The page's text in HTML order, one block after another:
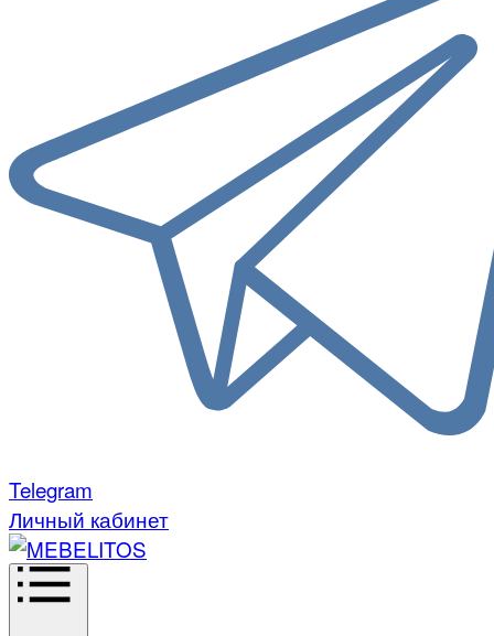
Telegram
Личный кабинет